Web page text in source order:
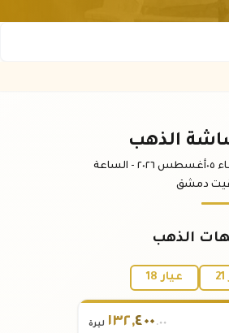
الذهب
٠٥ أغسطس ٢٠٢٦ -
الساعة
دمشق
الذهب
عيار 18
١٣٢,٤٠٠ .٠٠ ليرة